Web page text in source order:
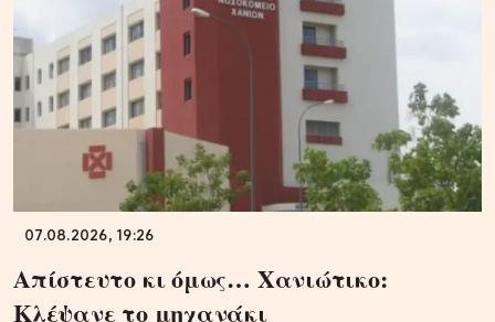
07.08.2026, 19:26
Απίστευτο κι όμως… Χανιώτικο:
Κλέψανε το μηχανάκι